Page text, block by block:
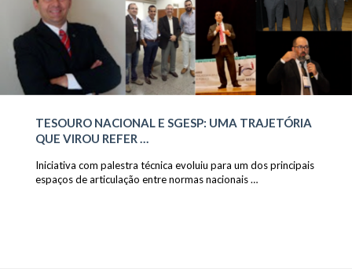
TESOURO NACIONAL E SGESP: UMA TRAJETÓRIA
QUE VIROU REFER …
Iniciativa com palestra técnica evoluiu para um dos principais
espaços de articulação entre normas nacionais …